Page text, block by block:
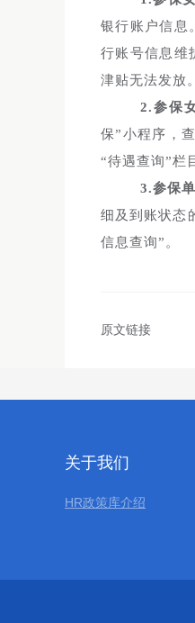
银行账户信
行账号信息维
津贴无法发放。
2.参保
保”小程序，
“待遇查询”栏
3.参保
细及到账状
信息查询”。
原文链接
关于我们
HR政策库介绍